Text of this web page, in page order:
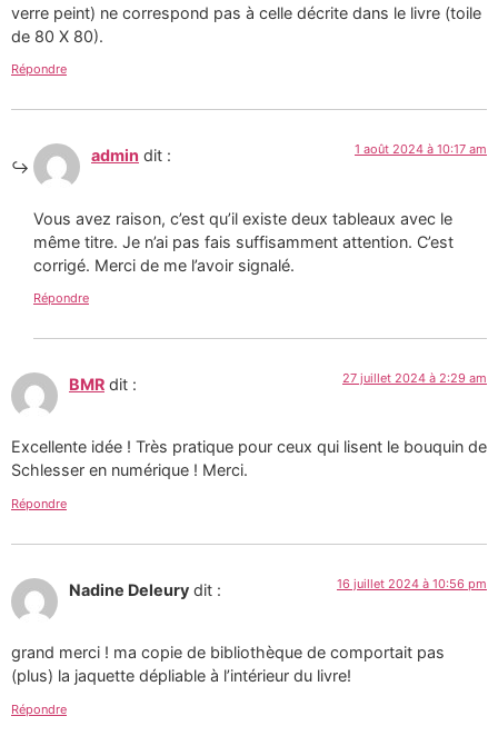
verre peint) ne correspond pas à celle décrite dans le livre (toile
de 80 X 80).
Répondre
admin dit : 1 août 2024 à 10:17 am
Vous avez raison, c’est qu’il existe deux tableaux avec le
même titre. Je n’ai pas fais suffisamment attention. C’est
corrigé. Merci de me l’avoir signalé.
Répondre
BMR dit : 27 juillet 2024 à 2:29 am
Excellente idée ! Très pratique pour ceux qui lisent le bouquin de
Schlesser en numérique ! Merci.
Répondre
Nadine Deleury dit : 16 juillet 2024 à 10:56 pm
grand merci ! ma copie de bibliothèque de comportait pas
(plus) la jaquette dépliable à l’intérieur du livre!
Répondre